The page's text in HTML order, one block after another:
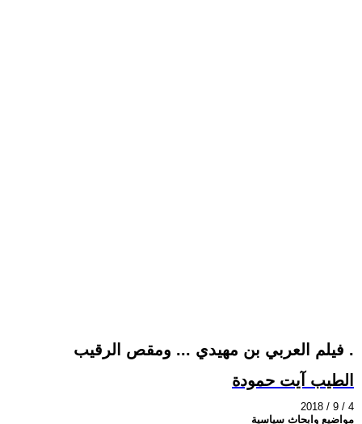
فيلم العربي بن مهيدي ... ومقص الرقيب .
الطيب آيت حمودة
2018 / 9 / 4
مواضيع وابحاث سياسية